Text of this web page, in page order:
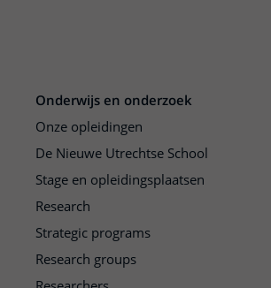
Onderwijs en onderzoek
Onze opleidingen
De Nieuwe Utrechtse School
Stage en opleidingsplaatsen
Research
Strategic programs
Research groups